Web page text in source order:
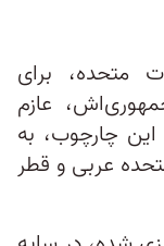
متحده، برای
عازم
چارچوب، به
عربی و قطر